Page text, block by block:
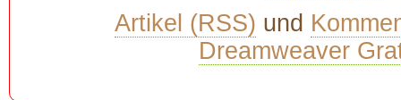
Artikel (RSS) und
Dreamweaver